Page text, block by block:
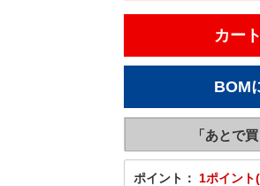
ポイント： 1ポイント